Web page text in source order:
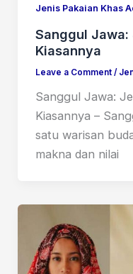
Jenis Pakaian Khas
Sanggul
Kiasannya
Leave a Comment /
Sanggul Jawa:
Kiasannya –
satu warisan
makna dan nilai